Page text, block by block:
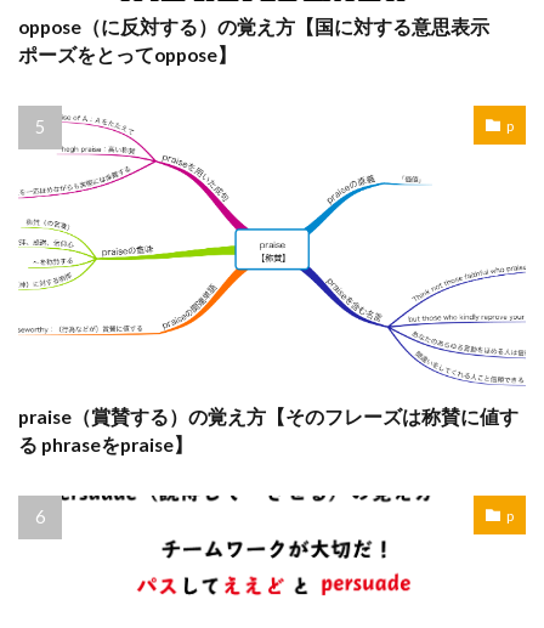
oppose（に反対する）の覚え方【国に対する意思表示
ポーズをとってoppose】
p
praise（賞賛する）の覚え方【そのフレーズは称賛に値す
る phraseをpraise】
p